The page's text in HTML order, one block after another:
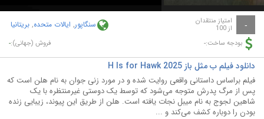
Video
- امتیاز منتقدان
از 100 سنگاپور, ایالات متحده, بریتانیا
بودجه ساخت:- فروش (جهانی):-
دانلود فیلم ب مثل باز H Is for Hawk 2025
فیلم براساس داستانی واقعی روایت شده و در مورد زنی جوان به نام هلن است که
پس از مرگ پدرش متوجه می‌شود که توسط یک دوستی غیرمنتظره با یک
شاهین لجوج به نام میبل نجات یافته است. هلن از طریق این پیوند، زیبایی زنده
بودن را دوباره کشف می‌کند و ...